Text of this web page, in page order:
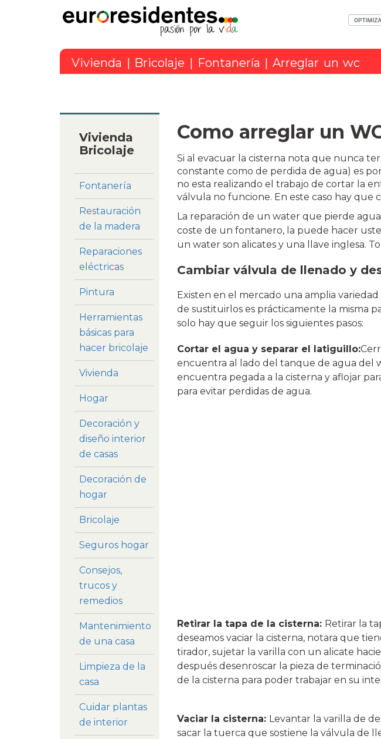
Vivienda | Bricolaje | Fontanería | Arreglar un wc
Como arreglar un
Si al evacuar la cisterna nota que nunca
constante como de perdida de agua) es
no esta realizando el trabajo de cortar la
válvula no funcione. En este caso hay que
La reparación de un water que pierde
coste de un fontanero, la puede hacer
un water son alicates y una llave inglesa.
Cambiar válvula de llenado y
Existen en el mercado una amplia
de sustituirlos es prácticamente la misma
solo hay que seguir los siguientes pasos:
Cortar el agua y separar el latiguillo:
encuentra al lado del tanque de agua del
encuentra pegada a la cisterna y aflojar
para evitar perdidas de agua.
Retirar la tapa de la cisterna: Retirar la
deseamos vaciar la cisterna, notara que
tirador, sujetar la varilla con un alicate
después desenroscar la pieza de
de la cisterna para poder trabajar en su
Vaciar la cisterna: Levantar la varilla de
sacar la tuerca que sostiene la válvula de
Vivienda
Bricolaje
Fontanería
Restauración
de la madera
Reparaciones
eléctricas
Pintura
Herramientas
básicas para
hacer bricolaje
Vivienda
Hogar
Decoración y
diseño interior
de casas
Decoración de
hogar
Bricolaje
Seguros hogar
Consejos,
trucos y
remedios
Mantenimiento
de una casa
Limpieza de la
casa
Cuidar plantas
de interior